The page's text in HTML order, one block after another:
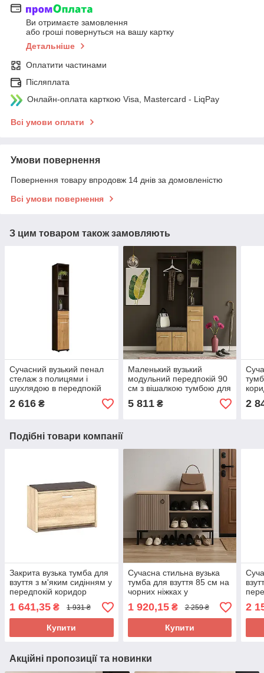
Ви отримаєте замовлення
або гроші повернуться на вашу картку
Детальніше
Оплатити частинами
Післяплата
Онлайн-оплата карткою Visa, Mastercard - LiqPay
Всі умови оплати
Умови повернення
Повернення товару впродовж 14 днів за домовленістю
Всі умови повернення
З цим товаром також замовляють
Сучасний вузький пенал
стелаж з полицями і
шухлядою в передпокій
коридор Тріо Мебель
Сервіс
2 616 ₴
Маленький вузький
модульний передпокій 90
см з вішалкою тумбою для
взуття в маленький
коридор Тріо Мебель
5 811₴ 2
Подібні товари компанії
Закрита вузька тумба для
взуття з м'яким сидінням у
передпокій коридор
Комфорт-2 Мебель Сервіс
1 641,35 ₴ 1 931 ₴
Купити
Сучасна стильна вузька
тумба для взуття 85 см на
чорних ніжках у
Моніка Мебель Сервіс
1 920,15₴ 2 259 ₴
Купити
2
Акційні пропозиції та новинки